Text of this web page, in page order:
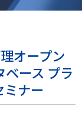
オープン
ース プラ
ミナー